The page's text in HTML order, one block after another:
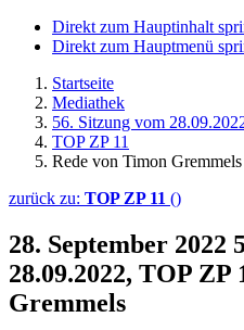
Direkt zum Hauptinhalt
Direkt zum Hauptmenü
Startseite
Mediathek
56. Sitzung vom
TOP ZP 11
Rede von Timon Gremmels
zurück zu: TOP ZP 11 ()
28. September 2022
28.09.2022, TOP ZP
Gremmels